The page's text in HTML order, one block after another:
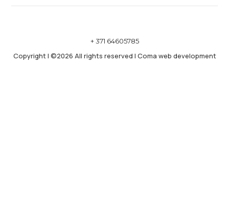
Copyright| ©2026 All rights reserved | Coma web development
+ 371 64605785